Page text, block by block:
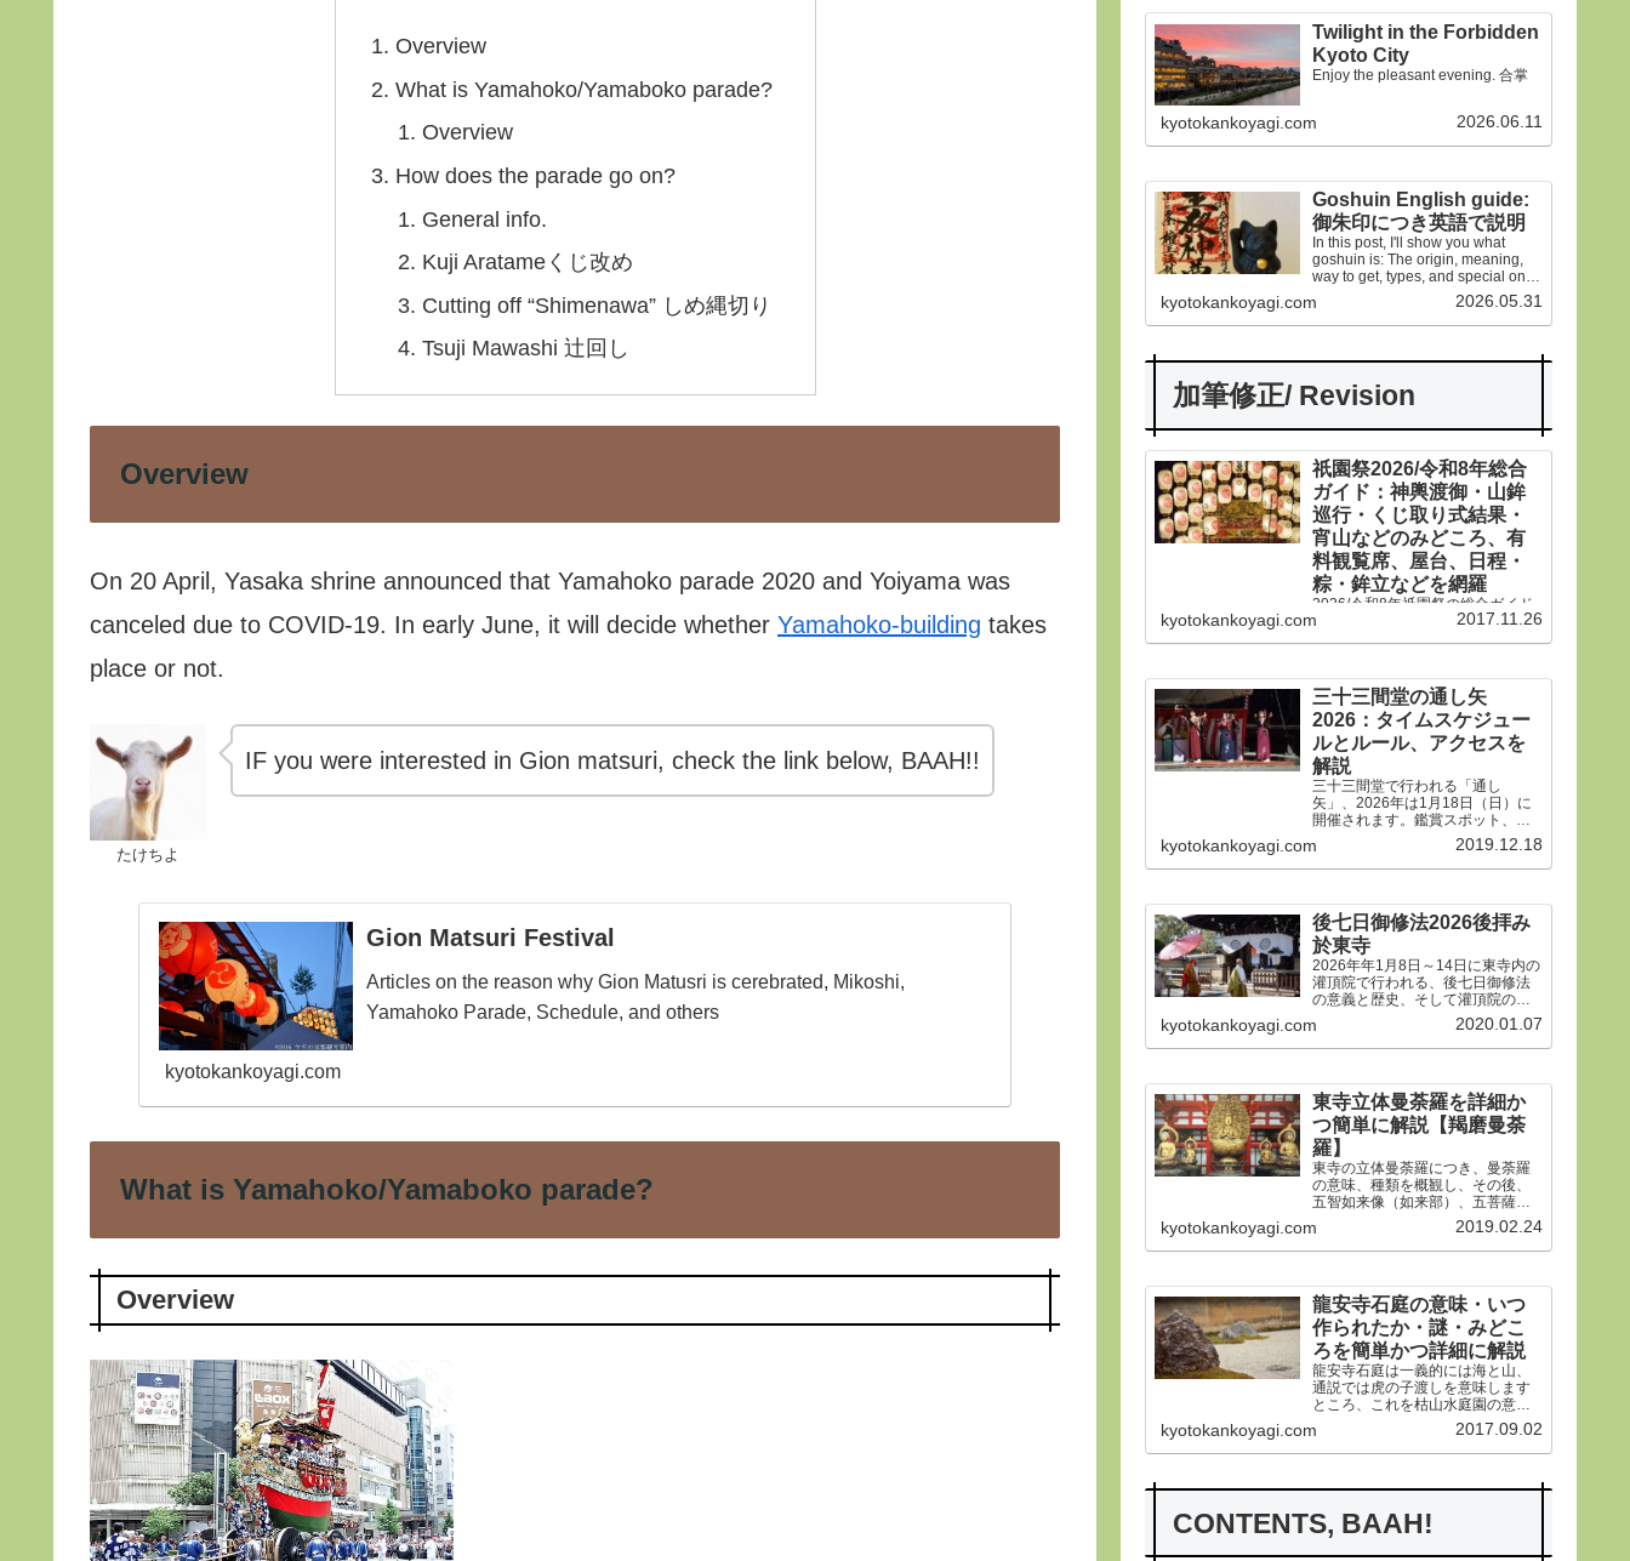
Overview
What is Yamahoko/Yamaboko parade?
Overview
How does the parade go on?
General info.
Kuji Aratameくじ改め
Cutting off “Shimenawa” しめ縄切り
Tsuji Mawashi 辻回し
Overview
On 20 April, Yasaka shrine announced that Yamahoko parade 2020 and Yoiyama was
canceled due to COVID-19. In early June, it will decide whether Yamahoko-building takes
place or not.
たけちよ
IF you were interested in Gion matsuri, check the link below, BAAH!!
Gion Matsuri Festival
Articles on the reason why Gion Matusri is cerebrated, Mikoshi,
Yamahoko Parade, Schedule, and others
kyotokankoyagi.com
What is Yamahoko/Yamaboko parade?
Overview
Twilight in the Forbidden
Kyoto City
Enjoy the pleasant evening. 合掌
kyotokankoyagi.com 2026.06.11
Goshuin English guide:
御朱印につき英語で説明
In this post, I'll show you what
goshuin is: The origin, meaning,
way to get, types, and special ones
in Gion Matsuri festival.
kyotokankoyagi.com 2026.05.31
加筆修正/ Revision
祇園祭2026/令和8年総合
ガイド：神輿渡御・山鉾
巡行・くじ取り式結果・
宵山などのみどころ、有
料観覧席、屋台、日程・
粽・鉾立などを網羅
2026/令和8年祇園祭の総合ガイド
です。本年は神輿渡御、山鉾巡
行・神輿渡御などの行事の日程、
生稚児や久世駒形稚児、各山鉾や
御朱印、屋台や歩行者天国や交通
規制などのおすすめ情報です。
kyotokankoyagi.com 2017.11.26
三十三間堂の通し矢
2026：タイムスケジュー
ルとルール、アクセスを
解説
三十三間堂で行われる「通し
矢」、2026年は1月18日（日）に
開催されます。鑑賞スポット、タ
イムスケジュール、ルールや歴
史、そして三十三間堂の概要、ア
クセス方法などをご紹介します。
kyotokankoyagi.com 2019.12.18
後七日御修法2026後拝み
於東寺
2026年年1月8日～14日に東寺内の
灌頂院で行われる、後七日御修法
の意義と歴史、そして灌頂院の内
部で何をするのかを解説した後、
14日の「後拝み」での灌頂院参拝
方法などをご紹介します。合掌。
kyotokankoyagi.com 2020.01.07
東寺立体曼荼羅を詳細か
つ簡単に解説【羯磨曼荼
羅】
東寺の立体曼荼羅につき、曼荼羅
の意味、種類を概観し、その後、
五智如来像（如来部）、五菩薩像
（菩薩部）、五大明王像（明王
部）につき、21体すべて、一体ず
つ簡潔にわかりやすく解説しま
kyotokankoyagi.com 2019.02.24
龍安寺石庭の意味・いつ
作られたか・謎・みどこ
ろを簡単かつ詳細に解説
龍安寺石庭は一義的には海と山、
通説では虎の子渡しを意味します
ところ、これを枯山水庭園の意義
から詳らかにします。その後、い
つ作られたかなど龍安寺の歴史や
謎、みどころにつき紹介申し上げ
kyotokankoyagi.com 2017.09.02
CONTENTS, BAAH!